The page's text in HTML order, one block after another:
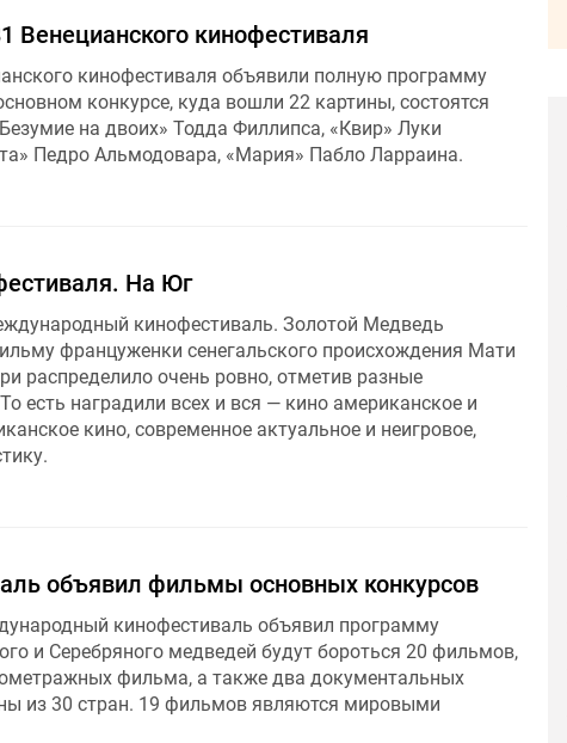
Венецианского кинофестиваля
кинофестиваля объявили полную программу
конкурсе, куда вошли 22 картины, состоятся
на двоих» Тодда Филлипса, «Квир» Луки
Педро Альмодовара, «Мария» Пабло Ларраина.
На Юг
кинофестиваль. Золотой Медведь
француженки сенегальского происхождения Мати
распределило очень ровно, отметив разные
есть наградили всех и вся — кино американское и
кино, современное актуальное и неигровое,
объявил фильмы основных конкурсов
кинофестиваль объявил программу
и Серебряного медведей будут бороться 20 фильмов,
фильма, а также два документальных
из 30 стран. 19 фильмов являются мировыми